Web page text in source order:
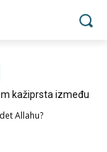
kažiprsta između
Allahu?